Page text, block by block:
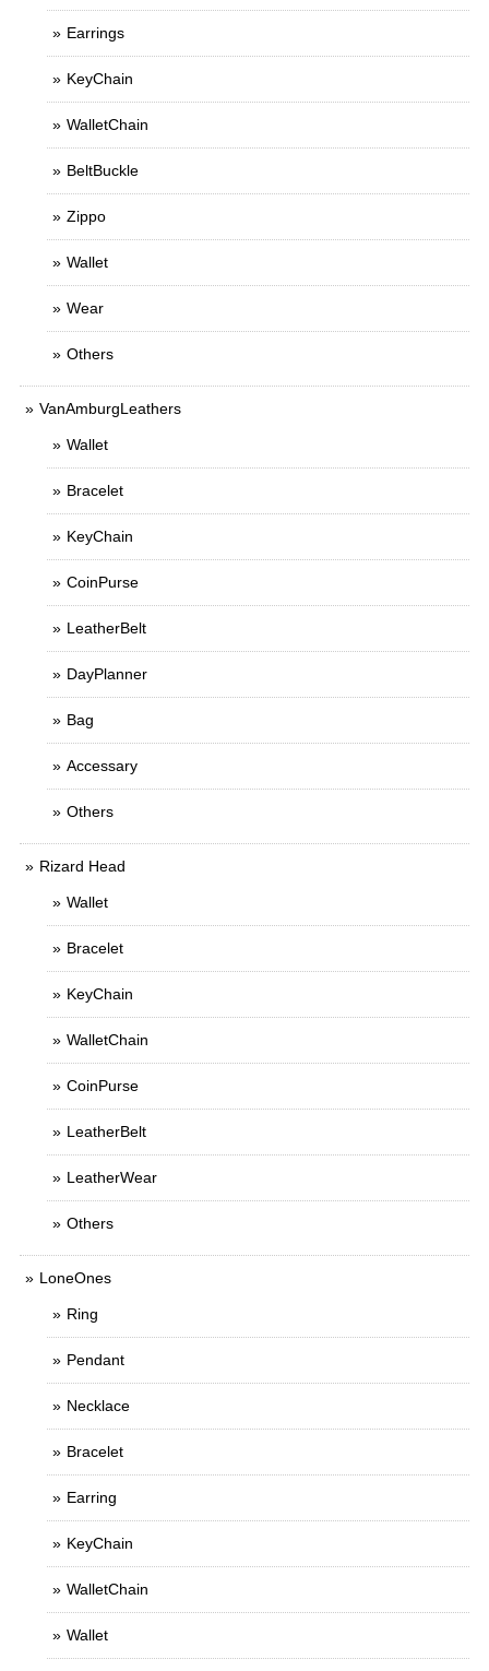
Earrings
KeyChain
WalletChain
BeltBuckle
Zippo
Wallet
Wear
Others
VanAmburgLeathers
Wallet
Bracelet
KeyChain
CoinPurse
LeatherBelt
DayPlanner
Bag
Accessary
Others
Rizard Head
Wallet
Bracelet
KeyChain
WalletChain
CoinPurse
LeatherBelt
LeatherWear
Others
LoneOnes
Ring
Pendant
Necklace
Bracelet
Earring
KeyChain
WalletChain
Wallet